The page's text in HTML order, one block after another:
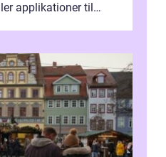
applikationer til